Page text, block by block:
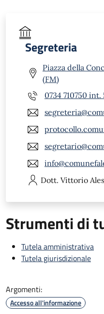
Segreteria
Piazza della
(FM)
0734 710750 int.
Dott. Vittorio
Strumenti di
Tutela amministrativa
Tutela giurisdizionale
Argomenti:
Accesso all'informazione